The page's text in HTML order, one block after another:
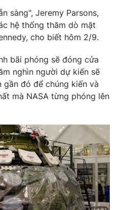
Podcast
Infographic
sàng", Jeremy Parsons,
hệ thống thăm dò mặt
cho biết hôm 2/9.
bãi phóng sẽ đóng cửa
nghìn người dự kiến ​​sẽ
đó để chúng kiến và
mà NASA từng phóng lên